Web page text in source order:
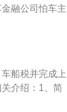
融公司怕车主
以下几样东西
所有信息，包
新车第一次上
大厅窗口会给
后无法完成车
要对车辆进行
船税并完成上
介绍：1、简
，不随车携